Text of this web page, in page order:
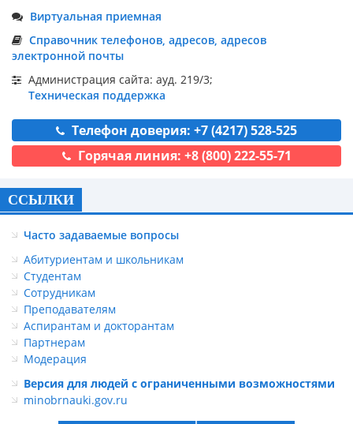
Виртуальная приемная
Справочник телефонов, адресов, адресов
электронной почты
Администрация сайта: ауд. 219/3;
Техническая поддержка
Телефон доверия: +7 (4217) 528-525
Горячая линия: +8 (800) 222-55-71
ССЫЛКИ
Часто задаваемые вопросы
Абитуриентам и школьникам
Студентам
Сотрудникам
Преподавателям
Аспирантам и докторантам
Партнерам
Модерация
Версия для людей с ограниченными возможностями
minobrnauki.gov.ru